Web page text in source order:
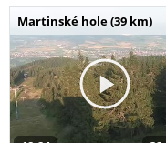
Martinské hole (39 km)